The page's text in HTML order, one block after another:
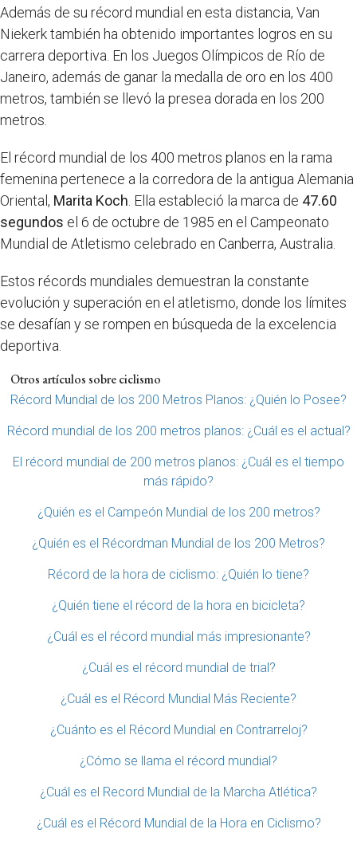
Además de su récord mundial en esta distancia, Van
Niekerk también ha obtenido importantes logros en su
carrera deportiva. En los Juegos Olímpicos de Río de
Janeiro, además de ganar la medalla de oro en los 400
metros, también se llevó la presea dorada en los 200
metros.
El récord mundial de los 400 metros planos en la rama
femenina pertenece a la corredora de la antigua Alemania
Oriental, Marita Koch . Ella estableció la marca de 47.60
segundos el 6 de octubre de 1985 en el Campeonato
Mundial de Atletismo celebrado en Canberra, Australia.
Estos récords mundiales demuestran la constante
evolución y superación en el atletismo, donde los límites
se desafían y se rompen en búsqueda de la excelencia
deportiva.
Otros artículos sobre ciclismo
Récord Mundial de los 200 Metros Planos: ¿Quién lo Posee?
Récord mundial de los 200 metros planos: ¿Cuál es el actual?
El récord mundial de 200 metros planos: ¿Cuál es el tiempo
más rápido?
¿Quién es el Campeón Mundial de los 200 metros?
¿Quién es el Récordman Mundial de los 200 Metros?
Récord de la hora de ciclismo: ¿Quién lo tiene?
¿Quién tiene el récord de la hora en bicicleta?
¿Cuál es el récord mundial más impresionante?
¿Cuál es el récord mundial de trial?
¿Cuál es el Récord Mundial Más Reciente?
¿Cuánto es el Récord Mundial en Contrarreloj?
¿Cómo se llama el récord mundial?
¿Cuál es el Record Mundial de la Marcha Atlética?
¿Cuál es el Récord Mundial de la Hora en Ciclismo?